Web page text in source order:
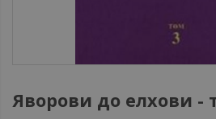
Яворови до елхови -